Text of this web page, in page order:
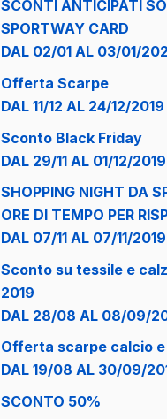
SCONTI ANTICIPATI
SPORTWAY CARD
DAL 02/01 AL 03/01/
Offerta Scarpe
DAL 11/12 AL 24/12/2019
Sconto Black Friday
DAL 29/11 AL 01/12/2019
SHOPPING NIGHT DA
ORE DI TEMPO PER
DAL 07/11 AL 07/11/2019
Sconto su tessile e
2019
DAL 28/08 AL 08/09/
Offerta scarpe calcio
DAL 19/08 AL 30/09/
SCONTO 50%